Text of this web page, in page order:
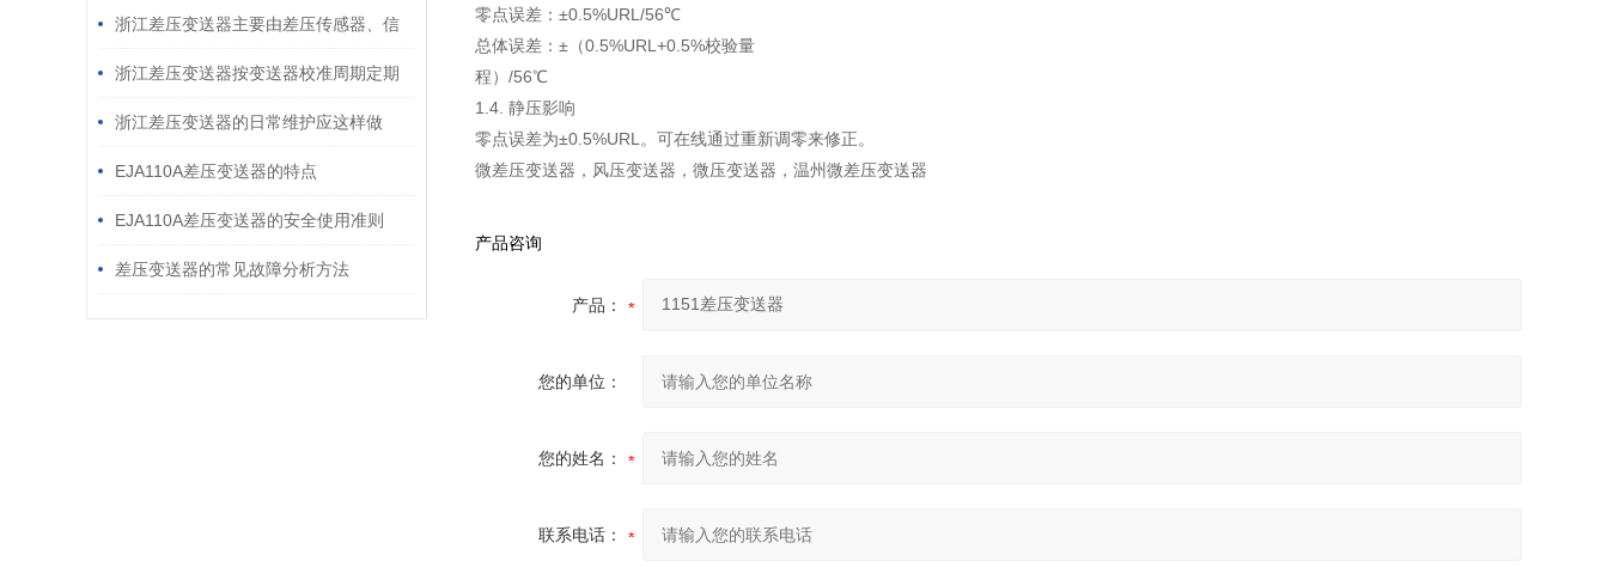
浙江差压变送器主要由差压传感器、信
号处理电路和输出电路组成
浙江差压变送器按变送器校准周期定期
进行校准
浙江差压变送器的日常维护应这样做
EJA110A差压变送器的特点
EJA110A差压变送器的安全使用准则
差压变送器的常见故障分析方法
零点误差：±0.5%URL/56℃
总体误差：±（0.5%URL+0.5%校验量
程）/56℃
1.4. 静压影响
零点误差为±0.5%URL。可在线通过重新调零来修正。
微差压变送器，风压变送器，微压变送器，温州微差压变送器
产品咨询
产品：
您的单位：
您的姓名：
联系电话：